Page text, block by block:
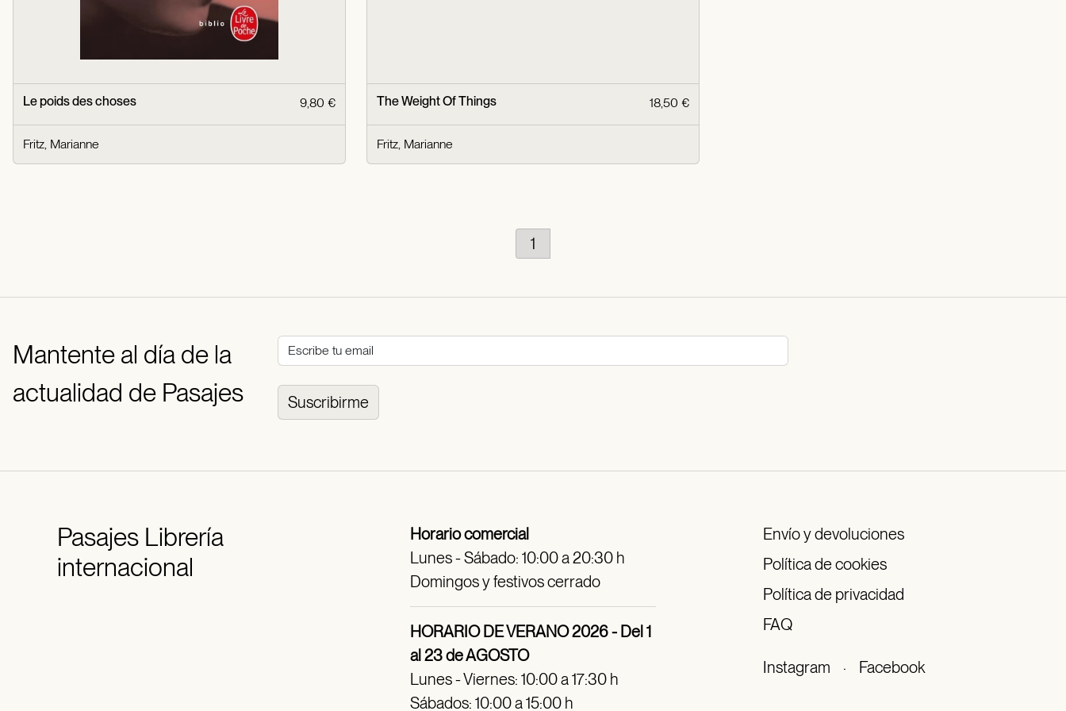
Le poids des choses 9,80 €
Fritz, Marianne
The Weight Of Things 18,50 €
Fritz, Marianne
1
Mantente al día de la
actualidad de Pasajes
Suscribirme
PasajesLibrería
internacional
Horario comercial
Lunes - Sábado: 10:00 a 20:30 h
Domingos y festivos cerrado
HORARIO DE VERANO 2026 - Del 1
al 23 de AGOSTO
Lunes - Viernes: 10:00 a 17:30 h
Sábados: 10:00 a 15:00 h
Envío y devoluciones
Política de cookies
Política de privacidad
FAQ
Instagram · Facebook